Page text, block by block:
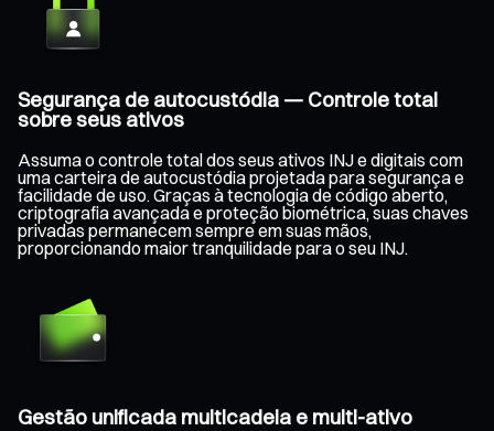
Segurança de autocustódia — Controle total
sobre seus ativos
Assuma o controle total dos seus ativos INJ e digitais com
uma carteira de autocustódia projetada para segurança e
facilidade de uso. Graças à tecnologia de código aberto,
criptografia avançada e proteção biométrica, suas chaves
privadas permanecem sempre em suas mãos,
proporcionando maior tranquilidade para o seu INJ.
Gestão unificada multicadeia e multi-ativo